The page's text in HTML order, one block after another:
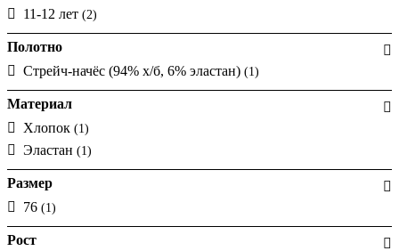
11-12 лет (2)
Полотно
Стрейч-начёс (94% х/б, 6% эластан) (1)
Материал
Хлопок (1)
Эластан (1)
Размер
76 (1)
Рост